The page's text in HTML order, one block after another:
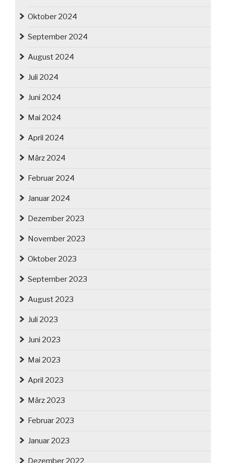
Oktober 2024
September 2024
August 2024
Juli 2024
Juni 2024
Mai 2024
April 2024
März 2024
Februar 2024
Januar 2024
Dezember 2023
November 2023
Oktober 2023
September 2023
August 2023
Juli 2023
Juni 2023
Mai 2023
April 2023
März 2023
Februar 2023
Januar 2023
Dezember 2022